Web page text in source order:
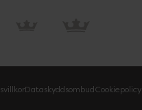
DataskyddsombudCookiepolicy